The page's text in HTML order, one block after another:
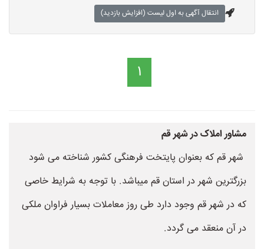
انتقال آگهی به اول لیست (افزایش بازدید)
1
مشاور املاک در شهر قم
شهر قم که بعنوان پایتخت فرهنگی کشور شناخته می شود
بزرگترین شهر در استان قم میباشد. با توجه به شرایط خاصی
که در شهر قم وجود دارد طی روز معاملات بسیار فراوان ملکی
در آن منعقد می گردد.